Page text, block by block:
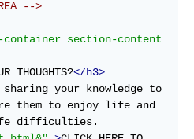
-->
container section-content
THOUGHTS?</h3>
your knowledge to
them to enjoy life and